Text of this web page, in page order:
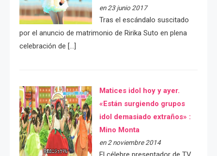
en 23 junio 2017
Tras el escándalo suscitado
por el anuncio de matrimonio de Ririka Suto en plena
celebración de […]
Matices idol hoy y ayer.
«Están surgiendo grupos
idol demasiado extraños» :
Mino Monta
en 2 noviembre 2014